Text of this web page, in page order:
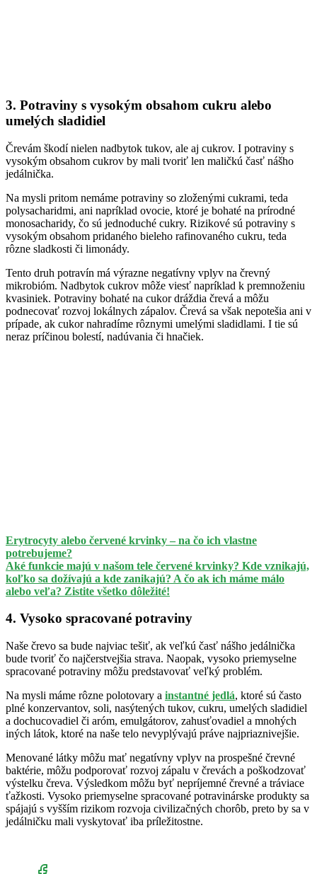
3. Potraviny s vysokým obsahom cukru alebo
umelých sladidiel
Črevám škodí nielen nadbytok tukov, ale aj cukrov. I potraviny s
vysokým obsahom cukrov by mali tvoriť len maličkú časť nášho
jedálnička.
Na mysli pritom nemáme potraviny so zloženými cukrami, teda
polysacharidmi, ani napríklad ovocie, ktoré je bohaté na prírodné
monosacharidy, čo sú jednoduché cukry. Rizikové sú potraviny s
vysokým obsahom pridaného bieleho rafinovaného cukru, teda
rôzne sladkosti či limonády.
Tento druh potravín má výrazne negatívny vplyv na črevný
mikrobióm. Nadbytok cukrov môže viesť napríklad k premnoženiu
kvasiniek. Potraviny bohaté na cukor dráždia črevá a môžu
podnecovať rozvoj lokálnych zápalov. Črevá sa však nepotešia ani v
prípade, ak cukor nahradíme rôznymi umelými sladidlami. I tie sú
neraz príčinou bolestí, nadúvania či hnačiek.
Erytrocyty alebo červené krvinky – na čo ich vlastne
potrebujeme?
Aké funkcie majú v našom tele červené krvinky? Kde vznikajú,
koľko sa dožívajú a kde zanikajú? A čo ak ich máme málo
alebo veľa? Zistite všetko dôležité!
4. Vysoko spracované potraviny
Naše črevo sa bude najviac tešiť, ak veľkú časť nášho jedálnička
bude tvoriť čo najčerstvejšia strava. Naopak, vysoko priemyselne
spracované potraviny môžu predstavovať veľký problém.
Na mysli máme rôzne polotovary a instantné jedlá, ktoré sú často
plné konzervantov, soli, nasýtených tukov, cukru, umelých sladidiel
a dochucovadiel či aróm, emulgátorov, zahusťovadiel a mnohých
iných látok, ktoré na naše telo nevyplývajú práve najpriaznivejšie.
Menované látky môžu mať negatívny vplyv na prospešné črevné
baktérie, môžu podporovať rozvoj zápalu v črevách a poškodzovať
výstelku čreva. Výsledkom môžu byť nepríjemné črevné a tráviace
ťažkosti. Vysoko priemyselne spracované potravinárske produkty sa
spájajú s vyšším rizikom rozvoja civilizačných chorôb, preto by sa v
jedálničku mali vyskytovať iba príležitostne.